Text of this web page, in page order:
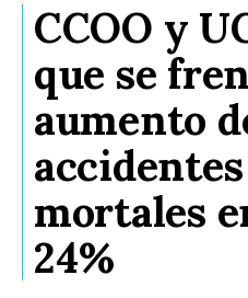
CCOO y
que se
aumento
mortales
24%